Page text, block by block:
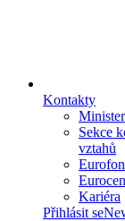
Kontakty
Sekce
vztahů
Eurofon
Kariéra
Přihlásit se